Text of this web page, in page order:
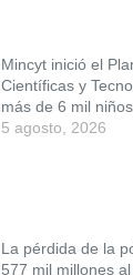
Mincyt inició el
Científicas y
más de 6 mil
5 agosto, 2026
La pérdida de la
577 mil millones